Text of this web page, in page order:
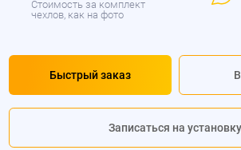
Стоимость за комплект
чехлов, как на фото
Быстрый заказ
Записаться на установку